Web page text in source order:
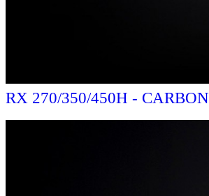
RX 270/350/450H - CARBON